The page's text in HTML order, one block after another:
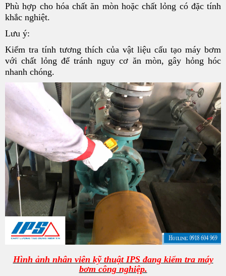
Phù hợp cho hóa chất ăn mòn hoặc chất lỏng có đặc tính
khắc nghiệt.
Lưu ý:
Kiểm tra tính tương thích của vật liệu cấu tạo máy bơm
với chất lỏng để tránh nguy cơ ăn mòn, gây hỏng hóc
nhanh chóng.
Hình ảnh nhân viên kỹ thuật IPS đang kiểm tra máy
bơm công nghiệp.